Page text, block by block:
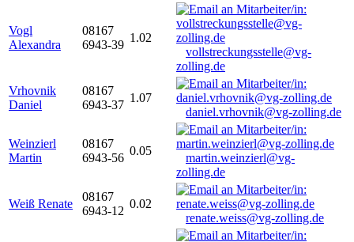
Vogl
Alexandra
08167
6943-39
1.02
vollstreckungsstelle@vg-
zolling.de
Vrhovnik
Daniel
08167
6943-37
1.07
daniel.vrhovnik@vg-zolling.de
Weinzierl
Martin
08167
6943-56
0.05
martin.weinzierl@vg-
zolling.de
Weiß Renate
08167
6943-12
0.02
renate.weiss@vg-zolling.de